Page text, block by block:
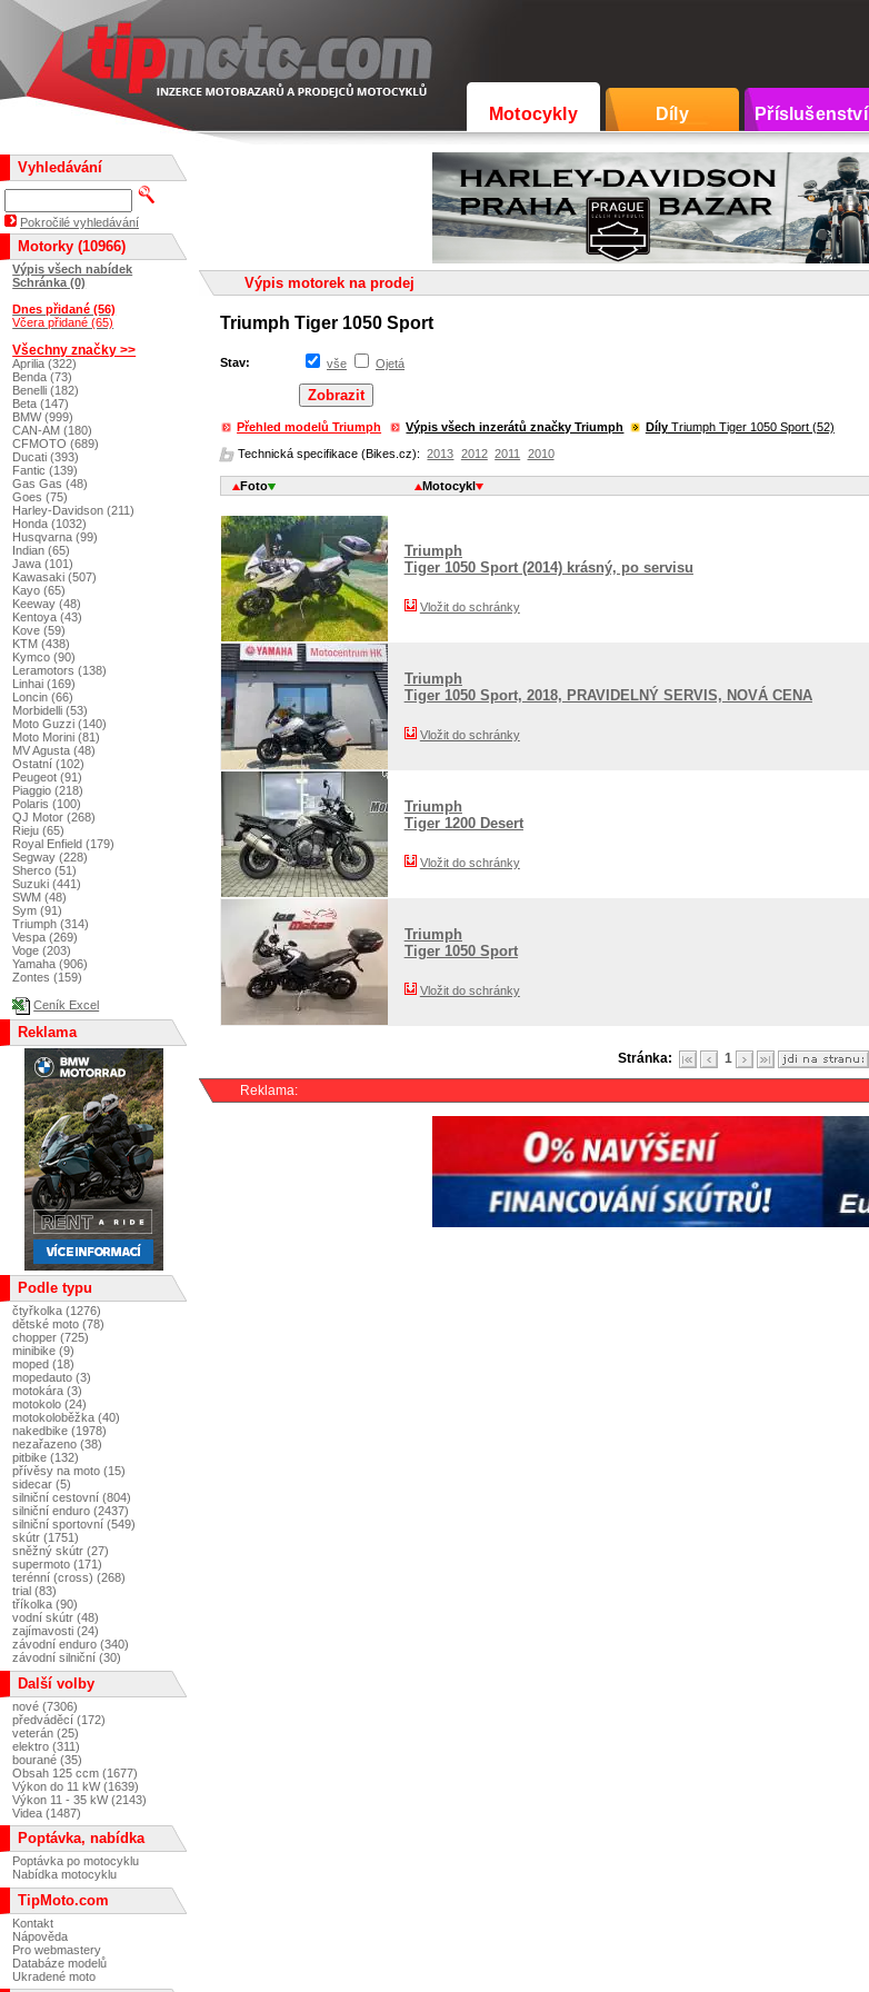
Motocykly Díly Příslušenství
Výpis motorek na prodej
Triumph Tiger 1050 Sport
Stav: vše Ojetá
Přehled modelů Triumph Výpis všech inzerátů značky Triumph DílyTriumph Tiger 1050 Sport (52)
Technická specifikace (Bikes.cz): 2013 2012 2011 2010
Foto Motocykl
Triumph
Tiger 1050 Sport (2014) krásný, po servisu
Vložit do schránky
Triumph
Tiger 1050 Sport, 2018, PRAVIDELNÝ SERVIS, NOVÁ CENA
Vložit do schránky
Triumph
Tiger 1200 Desert
Vložit do schránky
Triumph
Tiger 1050 Sport
Vložit do schránky
Stránka: 1
Reklama:
Vyhledávání
Pokročilé vyhledávání
Motorky (10966)
Výpis všech nabídek
Schránka (0)
Dnes přidané (56)
Včera přidané (65)
Všechny značky >>
Aprilia (322)
Benda (73)
Benelli (182)
Beta (147)
BMW (999)
CAN-AM (180)
CFMOTO (689)
Ducati (393)
Fantic (139)
Gas Gas (48)
Goes (75)
Harley-Davidson (211)
Honda (1032)
Husqvarna (99)
Indian (65)
Jawa (101)
Kawasaki (507)
Kayo (65)
Keeway (48)
Kentoya (43)
Kove (59)
KTM (438)
Kymco (90)
Leramotors (138)
Linhai (169)
Loncin (66)
Morbidelli (53)
Moto Guzzi (140)
Moto Morini (81)
MV Agusta (48)
Ostatní (102)
Peugeot (91)
Piaggio (218)
Polaris (100)
QJ Motor (268)
Rieju (65)
Royal Enfield (179)
Segway (228)
Sherco (51)
Suzuki (441)
SWM (48)
Sym (91)
Triumph (314)
Vespa (269)
Voge (203)
Yamaha (906)
Zontes (159)
Ceník Excel
Reklama
Podle typu
čtyřkolka (1276)
dětské moto (78)
chopper (725)
minibike (9)
moped (18)
mopedauto (3)
motokára (3)
motokolo (24)
motokoloběžka (40)
nakedbike (1978)
nezařazeno (38)
pitbike (132)
přívěsy na moto (15)
sidecar (5)
silniční cestovní (804)
silniční enduro (2437)
silniční sportovní (549)
skútr (1751)
sněžný skútr (27)
supermoto (171)
terénní (cross) (268)
trial (83)
tříkolka (90)
vodní skútr (48)
zajímavosti (24)
závodní enduro (340)
závodní silniční (30)
Další volby
nové (7306)
předváděcí (172)
veterán (25)
elektro (311)
bourané (35)
Obsah 125 ccm (1677)
Výkon do 11 kW (1639)
Výkon 11 - 35 kW (2143)
Videa (1487)
Poptávka, nabídka
Poptávka po motocyklu
Nabídka motocyklu
TipMoto.com
Kontakt
Nápověda
Pro webmastery
Databáze modelů
Ukradené moto